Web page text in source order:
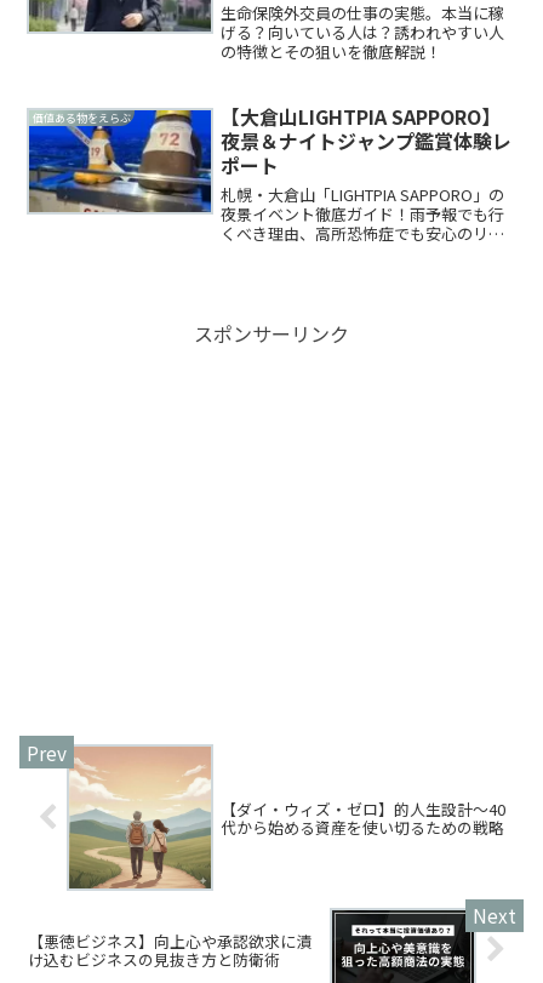
生命保険外交員の仕事の実態。本当に稼
げる？向いている人は？誘われやすい人
の特徴とその狙いを徹底解説！
価値ある物をえらぶ
【大倉山LIGHTPIA SAPPORO】
夜景＆ナイトジャンプ鑑賞体験レ
ポート
札幌・大倉山「LIGHTPIA SAPPORO」の
夜景イベント徹底ガイド！雨予報でも行
くべき理由、高所恐怖症でも安心のリフ
スポンサーリンク
【ダイ・ウィズ・ゼロ】的人生設計～40
代から始める資産を使い切るための戦略
【悪徳ビジネス】向上心や承認欲求に漬
け込むビジネスの見抜き方と防衛術